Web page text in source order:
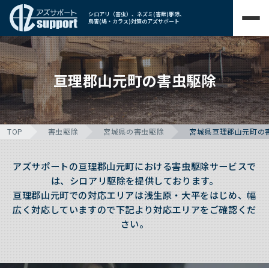
シロアリ（害虫）、ネズミ(害獣)駆除、
鳥害(鳩・カラス)対策のアズサポート
亘理郡山元町の害虫駆除
TOP 害虫駆除 宮城県の害虫駆除 宮城県亘理郡山元町の
アズサポートの亘理郡山元町における害虫駆除サービスで
は、シロアリ駆除を提供しております。
亘理郡山元町での対応エリアは浅生原・大平をはじめ、幅
広く対応していますので下記より対応エリアをご確認くだ
さい。